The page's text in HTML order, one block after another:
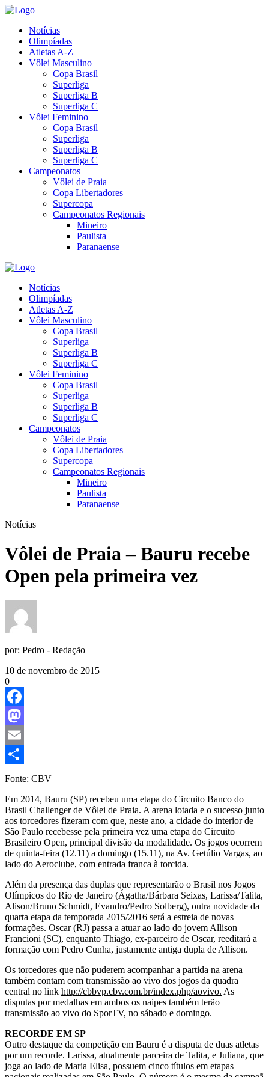
Notícias
Olimpíadas
Atletas A-Z
Vôlei Masculino
Copa Brasil
Superliga
Superliga B
Superliga C
Vôlei Feminino
Copa Brasil
Superliga
Superliga B
Superliga C
Campeonatos
Vôlei de Praia
Copa Libertadores
Supercopa
Campeonatos Regionais
Mineiro
Paulista
Paranaense
Notícias
Olimpíadas
Atletas A-Z
Vôlei Masculino
Copa Brasil
Superliga
Superliga B
Superliga C
Vôlei Feminino
Copa Brasil
Superliga
Superliga B
Superliga C
Campeonatos
Vôlei de Praia
Copa Libertadores
Supercopa
Campeonatos Regionais
Mineiro
Paulista
Paranaense
Notícias
Vôlei de Praia – Bauru recebe
Open pela primeira vez
por: Pedro - Redação
10 de novembro de 2015
0
Facebook
Mastodon
Email
Share
Fonte: CBV
Em 2014, Bauru (SP) recebeu uma etapa do Circuito Banco do
Brasil Challenger de Vôlei de Praia. A arena lotada e o sucesso junto
aos torcedores fizeram com que, neste ano, a cidade do interior de
São Paulo recebesse pela primeira vez uma etapa do Circuito
Brasileiro Open, principal divisão da modalidade. Os jogos ocorrem
de quinta-feira (12.11) a domingo (15.11), na Av. Getúlio Vargas, ao
lado do Aeroclube, com entrada franca à torcida.
Além da presença das duplas que representarão o Brasil nos Jogos
Olímpicos do Rio de Janeiro (Ágatha/Bárbara Seixas, Larissa/Talita,
Alison/Bruno Schmidt, Evandro/Pedro Solberg), outra novidade da
quarta etapa da temporada 2015/2016 será a estreia de novas
formações. Oscar (RJ) passa a atuar ao lado do jovem Allison
Francioni (SC), enquanto Thiago, ex-parceiro de Oscar, reeditará a
formação com Pedro Cunha, justamente antiga dupla de Allison.
Os torcedores que não puderem acompanhar a partida na arena
também contam com transmissão ao vivo dos jogos da quadra
central no link http://cbbvp.cbv.com.br/index.php/aovivo. As
disputas por medalhas em ambos os naipes também terão
transmissão ao vivo do SporTV, no sábado e domingo.
RECORDE EM SP
Outro destaque da competição em Bauru é a disputa de duas atletas
por um recorde. Larissa, atualmente parceira de Talita, e Juliana, que
joga ao lado de Maria Elisa, possuem cinco títulos em etapas